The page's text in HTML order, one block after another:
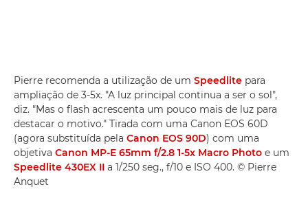
Pierre recomenda a utilização de um Speedlite para
ampliação de 3-5x. "A luz principal continua a ser o sol",
diz. "Mas o flash acrescenta um pouco mais de luz para
destacar o motivo." Tirada com uma Canon EOS 60D
(agora substituída pela Canon EOS 90D) com uma
objetiva Canon MP-E 65mm f/2.8 1-5x Macro Photo e um
Speedlite 430EX II a 1/250 seg., f/10 e ISO 400. © Pierre
Anquet